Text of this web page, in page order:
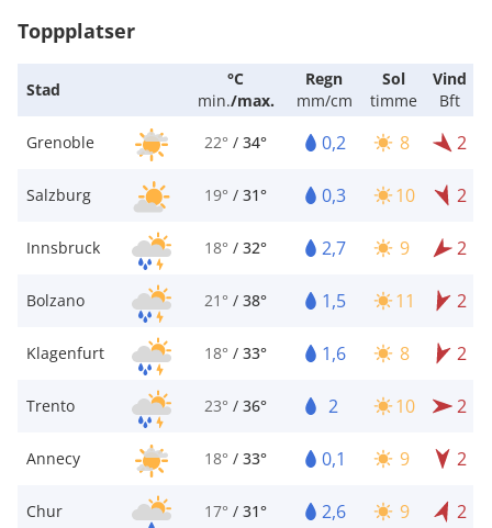
Toppplatser
Stad
°C
min./max.
Regn
mm/cm
Sol
timme
Vind
Bft
Grenoble
22° / 34° 0,2 8 2
Salzburg 19° / 31° 0,3 10 2
Innsbruck 18° / 32° 2,7 9 2
Bolzano 21° / 38° 1,5 11 2
Klagenfurt 18° / 33° 1,6 8 2
Trento 23° / 36° 2 10 2
Annecy 18° / 33° 0,1 9 2
Chur 17° / 31° 2,6 9 2